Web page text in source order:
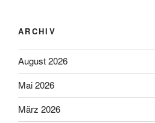
ARCHIV
August 2026
Mai 2026
März 2026